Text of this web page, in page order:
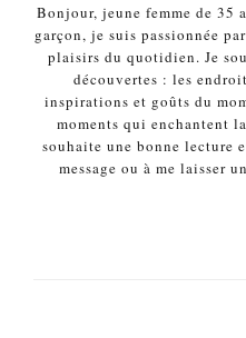
Bonjour, jeune femme de 35
garçon, je suis passionnée
plaisirs du quotidien. Je
découvertes : les
inspirations et goûts du
moments qui enchantent
souhaite une bonne lecture
message ou à me laisser